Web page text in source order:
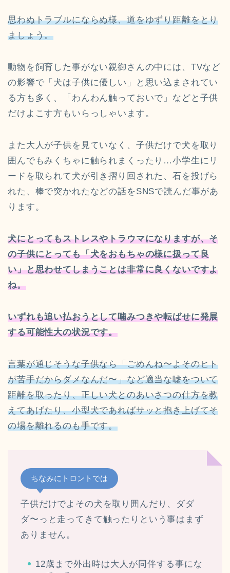
思わぬトラブルにならぬ様、道をゆずり距離をとり
ましょう。
動物を飼育した事がない親御さんの中には、TVなど
の影響で「犬は子供に優しい」と思い込まされてい
る方も多く、「わんわん触っておいで」などと子供
だけよこす方もいらっしゃいます。
また大人が子供を見ていなく、子供だけで犬を取り
囲んでもみくちゃに触られまくったり…小学生にリ
ードを取られて犬が引き摺り回された、石を投げら
れた、棒で突かれたなどの話をSNSで読んだ事があ
ります。
犬にとってもストレスやトラウマになりますが、そ
の子供にとっても「犬をおもちゃの様に扱って良
い」と思わせてしまうことは非常に良くないですよ
ね。
いずれも追い払おうとして噛みつきや転ばせに発展
する可能性大の状況です。
言葉が通じそうな子供なら「ごめんね〜よそのヒト
が苦手だからダメなんだ〜」など適当な嘘をついて
距離を取ったり、正しい犬とのあいさつの仕方を教
えてあげたり、小型犬であればサッと抱き上げてそ
の場を離れるのも手です。
ちなみにトロントでは
子供だけでよその犬を取り囲んだり、ダダ
ダ〜っと走ってきて触ったりという事はまず
ありません。
12歳まで外出時は大人が同伴する事にな